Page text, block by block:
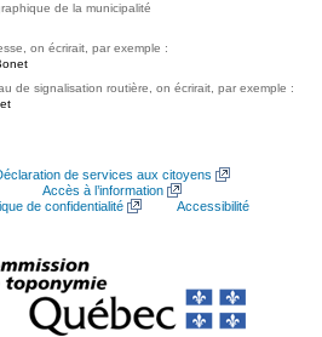
de la municipalité
on écrirait, par exemple :
de signalisation routière, on écrirait, par exemple :
de services aux citoyens
Accès à l’information
de confidentialité
Accessibilité